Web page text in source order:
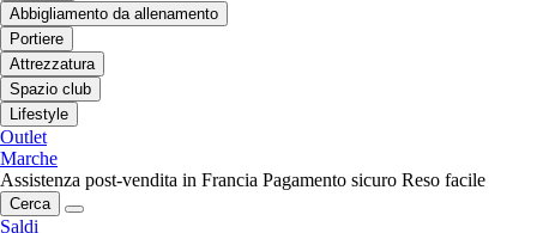
Abbigliamento da allenamento
Portiere
Attrezzatura
Spazio club
Lifestyle
Outlet
Marche
Assistenza post-vendita in Francia Pagamento sicuro Reso facile
Cerca
Saldi